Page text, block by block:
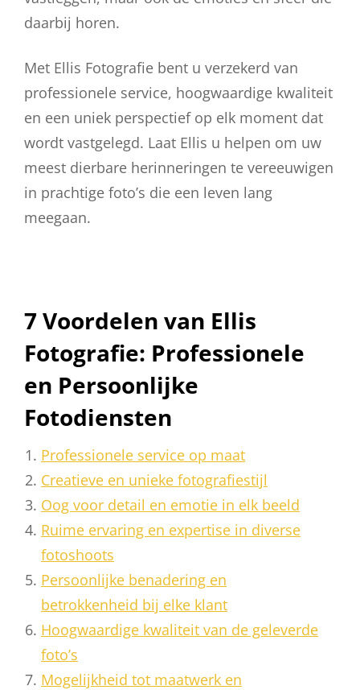
daarbij horen.
Met Ellis Fotografie bent u verzekerd van
professionele service, hoogwaardige kwaliteit
en een uniek perspectief op elk moment dat
wordt vastgelegd. Laat Ellis u helpen om uw
meest dierbare herinneringen te vereeuwigen
in prachtige foto’s die een leven lang
meegaan.
7 Voordelen van Ellis
Fotografie: Professionele
en Persoonlijke
Fotodiensten
Professionele service op maat
Creatieve en unieke fotografiestijl
Oog voor detail en emotie in elk beeld
Ruime ervaring en expertise in diverse
fotoshoots
Persoonlijke benadering en
betrokkenheid bij elke klant
Hoogwaardige kwaliteit van de geleverde
foto’s
Mogelijkheid tot maatwerk en